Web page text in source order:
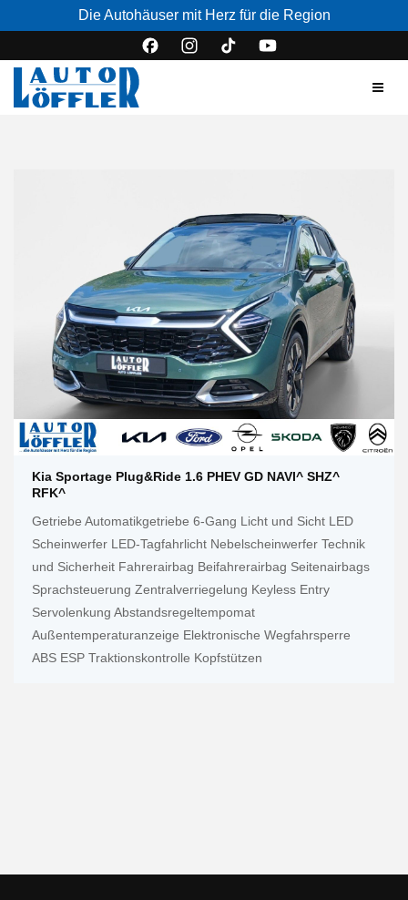
Die Autohäuser mit Herz für die Region
Kia Sportage Plug&Ride 1.6 PHEV GD NAVI^ SHZ^
RFK^
Getriebe Automatikgetriebe 6-Gang Licht und Sicht LED
Scheinwerfer LED-Tagfahrlicht Nebelscheinwerfer Technik
und Sicherheit Fahrerairbag Beifahrerairbag Seitenairbags
Sprachsteuerung Zentralverriegelung Keyless Entry
Servolenkung Abstandsregeltempomat
Außentemperaturanzeige Elektronische Wegfahrsperre
ABS ESP Traktionskontrolle Kopfstützen